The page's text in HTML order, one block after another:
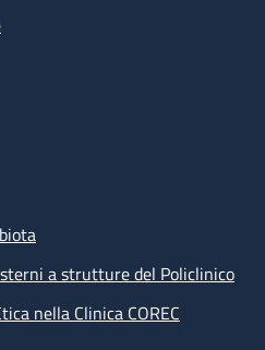
a strutture del Policlinico
nella Clinica COREC